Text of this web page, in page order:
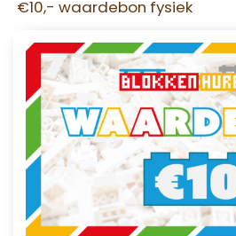
€10,- waardebon fysiek